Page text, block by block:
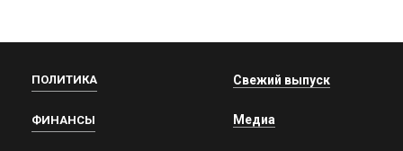
ПОЛИТИКА
ФИНАНСЫ
Свежий выпуск
Медиа